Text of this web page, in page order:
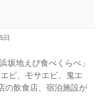
日
坂地えび食べくらべ」
ビ、モサエビ、鬼エ
の飲食店、宿泊施設が